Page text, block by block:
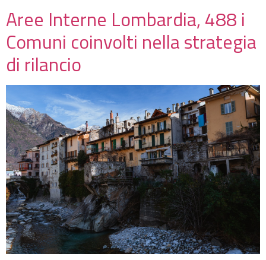
Aree Interne Lombardia, 488 i
Comuni coinvolti nella strategia
di rilancio